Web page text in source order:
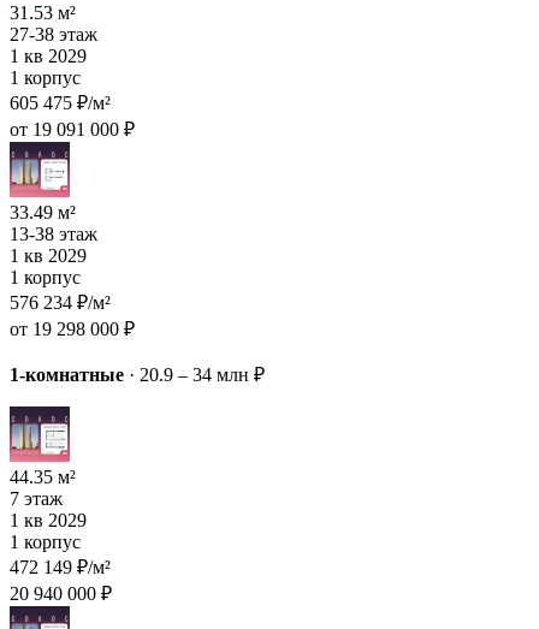
31.53 м²
27-38 этаж
1 кв 2029
1 корпус
605 475 ₽/м²
от 19 091 000 ₽
33.49 м²
13-38 этаж
1 кв 2029
1 корпус
576 234 ₽/м²
от 19 298 000 ₽
1-комнатные · 20.9 – 34 млн ₽
44.35 м²
7 этаж
1 кв 2029
1 корпус
472 149 ₽/м²
20 940 000 ₽